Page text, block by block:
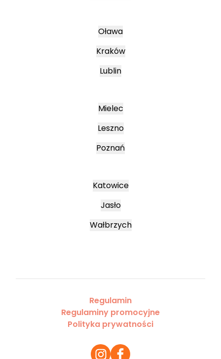
Oława
Kraków
Lublin
Mielec
Leszno
Poznań
Katowice
Jasło
Wałbrzych
Regulamin
Regulaminy promocyjne
Polityka prywatności